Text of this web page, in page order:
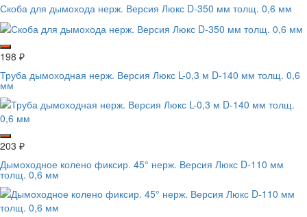
Скоба для дымохода нерж. Версия Люкс D-350 мм толщ. 0,6 мм
198 ₽
Труба дымоходная нерж. Версия Люкс L-0,3 м D-140 мм толщ. 0,6
мм
203 ₽
Дымоходное колено фиксир. 45° нерж. Версия Люкс D-110 мм
толщ. 0,6 мм